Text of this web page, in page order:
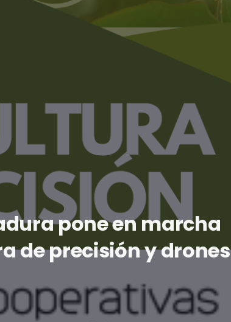
pone en marcha
de precisión y drones